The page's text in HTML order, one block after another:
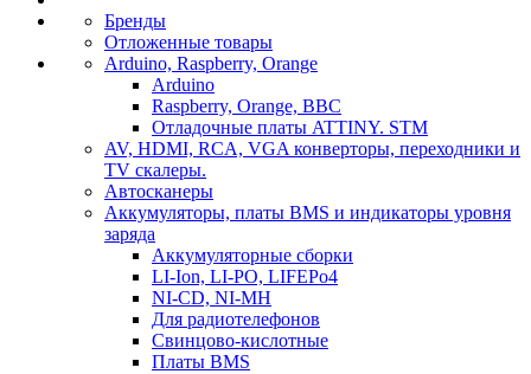
Бренды
Отложенные товары
Arduino, Raspberry, Orange
Arduino
Raspberry, Orange, BBC
Отладочные платы ATTINY. STM
AV, HDMI, RCA, VGA конверторы, переходники и
TV скалеры.
Автосканеры
Аккумуляторы, платы BMS и индикаторы уровня
заряда
Аккумуляторные сборки
LI-Ion, LI-PO, LIFEPo4
NI-CD, NI-MH
Для радиотелефонов
Свинцово-кислотные
Платы BMS